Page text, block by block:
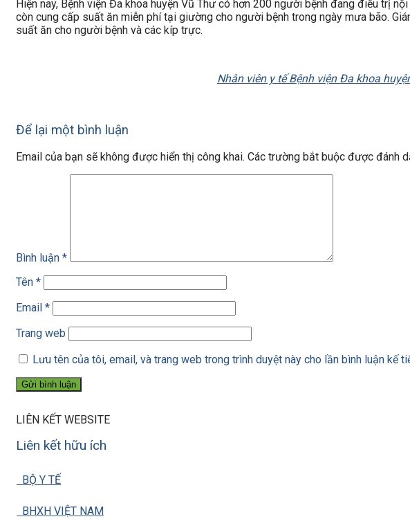
Hiện nay, Bệnh viện Đa khoa huyện Vũ Thư có hơn 200 người bệnh đang điều trị
còn cung cấp suất ăn miễn phí tại giường cho người bệnh trong ngày mưa bão.
suất ăn cho người bệnh và các kíp trực.
Nhân viên y tế Bệnh viện Đa khoa
Để lại một bình luận
Email của bạn sẽ không được hiển thị công khai. Các trường bắt buộc được đánh
Bình luận *
Tên *
Email *
Trang web
Lưu tên của tôi, email, và trang web trong trình duyệt này cho lần bình luận kế
LIÊN KẾT WEBSITE
Liên kết hữu ích
BỘ Y TẾ
BHXH VIỆT NAM